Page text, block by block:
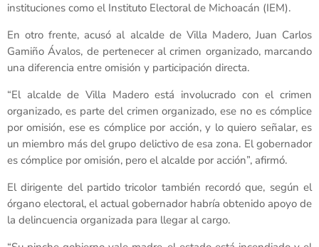
instituciones como el Instituto Electoral de Michoacán (IEM).
En otro frente, acusó al alcalde de Villa Madero, Juan Carlos
Gamiño Ávalos, de pertenecer al crimen organizado, marcando
una diferencia entre omisión y participación directa.
“El alcalde de Villa Madero está involucrado con el crimen
organizado, es parte del crimen organizado, ese no es cómplice
por omisión, ese es cómplice por acción, y lo quiero señalar, es
un miembro más del grupo delictivo de esa zona. El gobernador
es cómplice por omisión, pero el alcalde por acción”, afirmó.
El dirigente del partido tricolor también recordó que, según el
órgano electoral, el actual gobernador habría obtenido apoyo de
la delincuencia organizada para llegar al cargo.